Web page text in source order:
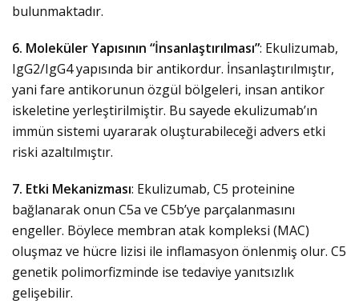
bulunmaktadır.
6. Moleküler Yapısının “İnsanlaştırılması”: Ekulizumab,
IgG2/IgG4 yapısında bir antikordur. İnsanlaştırılmıştır,
yani fare antikorunun özgül bölgeleri, insan antikor
iskeletine yerleştirilmiştir. Bu sayede ekulizumab’ın
immün sistemi uyararak oluşturabileceği advers etki
riski azaltılmıştır.
7. Etki Mekanizması: Ekulizumab, C5 proteinine
bağlanarak onun C5a ve C5b’ye parçalanmasını
engeller. Böylece membran atak kompleksi (MAC)
oluşmaz ve hücre lizisi ile inflamasyon önlenmiş olur. C5
genetik polimorfizminde ise tedaviye yanıtsızlık
gelişebilir.